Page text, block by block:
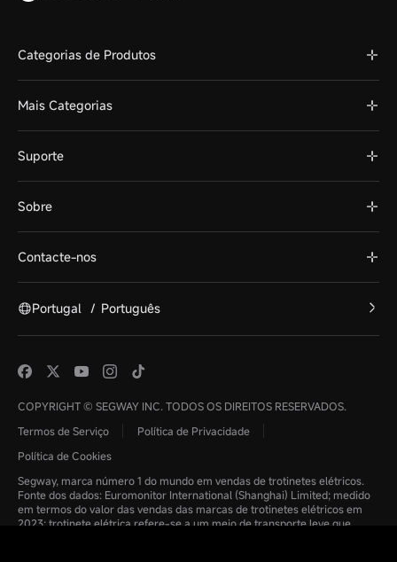
Categorias de Produtos
Mais Categorias
Suporte
Sobre
Contacte-nos
Portugal / Português
COPYRIGHT © SEGWAY INC. TODOS OS DIREITOS RESERVADOS.
Termos de Serviço
Política de Privacidade
Política de Cookies
Segway, marca número 1 do mundo em vendas de trotinetes elétricos.
Fonte dos dados: Euromonitor International (Shanghai) Limited; medido
em termos do valor das vendas das marcas de trotinetes elétricos em
2023; trotinete elétrica refere-se a um meio de transporte leve que